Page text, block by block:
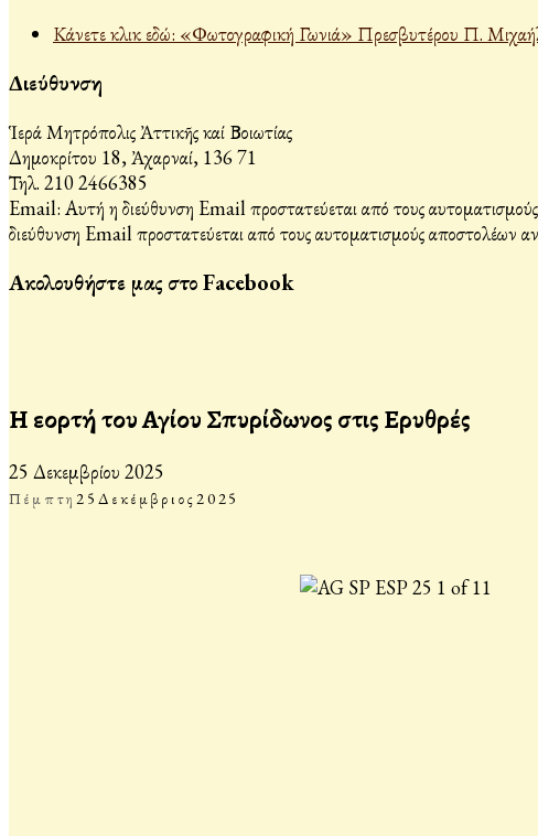
Κάνετε κλικ εδώ: «Φωτογραφική Γωνιά» Πρεσβυτέρου Π.
Διεύθυνση
Ἱερά Μητρόπολις Ἀττικῆς καί Βοιωτίας
Δημοκρίτου 18, Ἀχαρναί, 136 71
Τηλ. 210 2466385
Email: Αυτή η διεύθυνση Email προστατεύεται από τους
διεύθυνση Email προστατεύεται από τους αυτοματισμούς αποστολέων
Ακολουθήστε μας στο Facebook
Η εορτή του Αγίου Σπυρίδωνος στις Ερυθρές
25 Δεκεμβρίου 2025
Πέμπτη25Δεκέμβριος2025